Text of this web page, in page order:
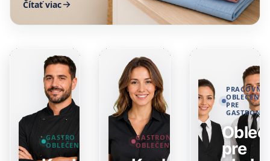
Čítať viac
GASTRO
OBLEČENIE
GASTRONOMICKÉ
OBLEČENIE
PRACOVNÉ
OBLEČENIE
PRE
pre